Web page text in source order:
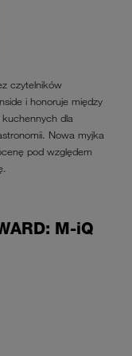
czytelników
i honoruje między
kuchennych dla
Nowa myjka
pod względem
M-iQ